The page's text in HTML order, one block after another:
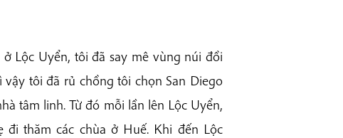
Lộc Uyển, tôi đã say mê vùng núi đồi
tôi đã rủ chồng tôi chọn San Diego
tâm linh. Từ đó mỗi lần lên Lộc Uyển,
thăm các chùa ở Huế. Khi đến Lộc